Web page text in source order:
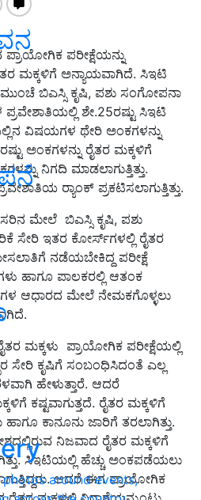
around events,
ಪರೀಕ್ಷೆಯನ್ನು
ಮಕ್ಕಳಿಗೆ ಅನ್ಯಾಯವಾಗಿದೆ. ಸಿಇಟಿ
ಮುಂಚೆ ಬಿಎಸ್ಸಿ ಕೃಷಿ, ಪಶು ಸಂಗೋಪನಾ
ಶೇ.25ರಷ್ಟು ಸಿಇಟಿ
ವಿಷಯಗಳ ಥೇರಿ ಅಂಕಗಳನ್ನು
ಅಂಕಗಳನ್ನು ರೈತರ ಮಕ್ಕಳಿಗೆ
ನಿಗದಿ ಮಾಡಲಾಗುತ್ತಿತ್ತು.
ರ್‍ಯಾಂಕ್‌ ಪ್ರಕಟಿಸಲಾಗುತ್ತಿತ್ತು.
ಮೇಲೆ ಬಿಎಸ್ಸಿ ಕೃಷಿ, ಪಶು
ಸೇರಿ ಇತರ ಕೋರ್ಸ್‌ಗಳಲ್ಲಿ ರೈತರ
ನಡೆಯಬೇಕಿದ್ದ ಪರೀಕ್ಷೆ
ಹಾಗೂ ಪಾಲಕರಲ್ಲಿ ಆತಂಕ
ಆಧಾರದ ಮೇಲೆ ನೇಮಕಗೊಳ್ಳಲು
ಮಕ್ಕಳು ಪ್ರಾಯೋಗಿಕ ಪರೀಕ್ಷೆಯಲ್ಲಿ
ಸೇರಿ ಕೃಷಿಗೆ ಸಂಬಂಧಿಸಿದಂತೆ ಎಲ್ಲ
ಹೇಳುತ್ತಾರೆ. ಆದರೆ
ಕಷ್ಟವಾಗುತ್ತದೆ. ರೈತರ ಮಕ್ಕಳಿಗೆ
ಕಾನೂನು ಜಾರಿಗೆ ತರಲಾಗಿತ್ತು.
ನಿಜವಾದ ರೈತರ ಮಕ್ಕಳಿಗೆ
ಸಿಇಟಿಯಲ್ಲಿ ಹೆಚ್ಚು ಅಂಕಪಡೆಯಲು
ಆದರೆ ಈಗ ಪ್ರಾಯೋಗಿಕ